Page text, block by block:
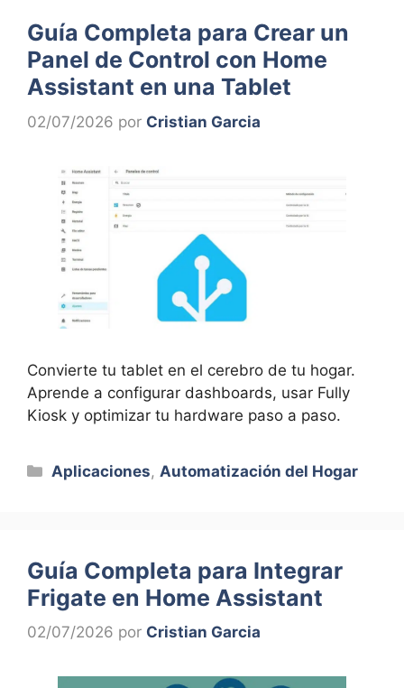
Guía Completa para Crear un
Panel de Control con Home
Assistant en una Tablet
02/07/2026 por Cristian Garcia
Convierte tu tablet en el cerebro de tu hogar.
Aprende a configurar dashboards, usar Fully
Kiosk y optimizar tu hardware paso a paso.
Categorías
Aplicaciones, Automatización del Hogar
Guía Completa para Integrar
Frigate en Home Assistant
02/07/2026 por Cristian Garcia